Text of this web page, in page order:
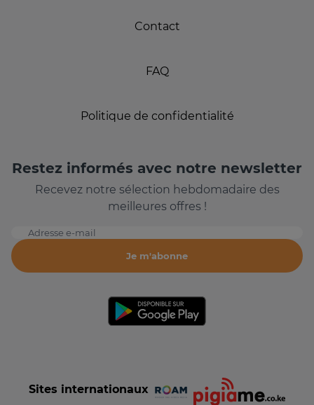
Contact
FAQ
Politique de confidentialité
Restez informés avec notre newsletter
Recevez notre sélection hebdomadaire des
meilleures offres !
Adresse e-mail
Je m'abonne
Sites internationaux